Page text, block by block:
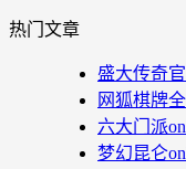
热门文章
盛大传奇
网狐棋牌
六大门派
梦幻昆仑